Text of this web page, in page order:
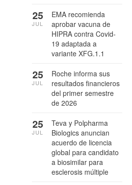
EMA recomienda
aprobar vacuna de
HIPRA contra Covid-
19 adaptada a
variante XFG.1.1
25
JUL
Roche informa sus
resultados financieros
del primer semestre
de 2026
25
JUL
Teva y Polpharma
Biologics anuncian
acuerdo de licencia
global para candidato
a biosimilar para
esclerosis múltiple
25
JUL